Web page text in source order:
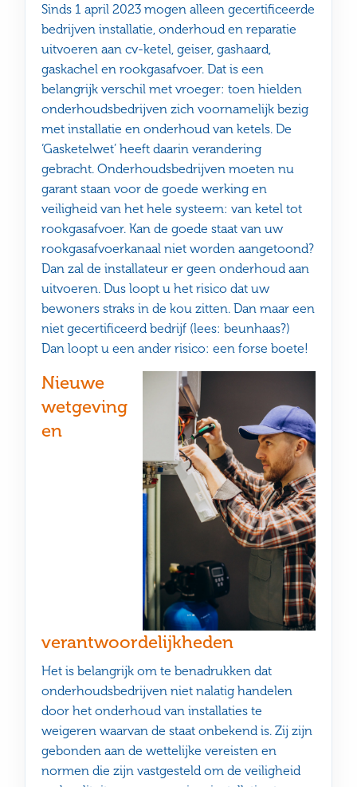
Sinds 1 april 2023 mogen alleen gecertificeerde
bedrijven installatie, onderhoud en reparatie
uitvoeren aan cv-ketel, geiser, gashaard,
gaskachel en rookgasafvoer. Dat is een
belangrijk verschil met vroeger: toen hielden
onderhoudsbedrijven zich voornamelijk bezig
met installatie en onderhoud van ketels. De
‘Gasketelwet’ heeft daarin verandering
gebracht. Onderhoudsbedrijven moeten nu
garant staan voor de goede werking en
veiligheid van het hele systeem: van ketel tot
rookgasafvoer. Kan de goede staat van uw
rookgasafvoerkanaal niet worden aangetoond?
Dan zal de installateur er geen onderhoud aan
uitvoeren. Dus loopt u het risico dat uw
bewoners straks in de kou zitten. Dan maar een
niet gecertificeerd bedrijf (lees: beunhaas?)
Dan loopt u een ander risico: een forse boete!
Nieuwe
wetgeving
en
verantwoordelijkheden
Het is belangrijk om te benadrukken dat
onderhoudsbedrijven niet nalatig handelen
door het onderhoud van installaties te
weigeren waarvan de staat onbekend is. Zij zijn
gebonden aan de wettelijke vereisten en
normen die zijn vastgesteld om de veiligheid